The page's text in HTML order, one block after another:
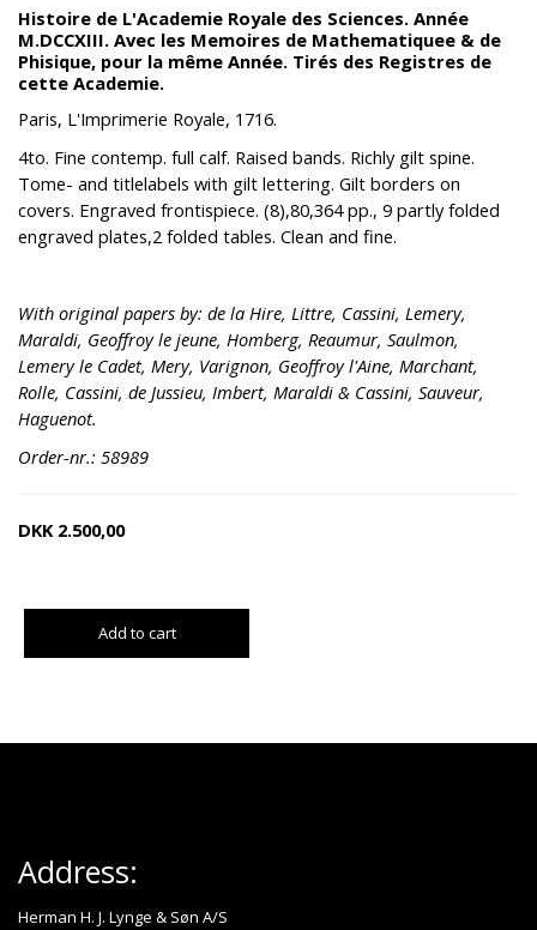
Histoire de L'Academie Royale des Sciences. Année
M.DCCXIII. Avec les Memoires de Mathematiquee & de
Phisique, pour la même Année. Tirés des Registres de
cette Academie.
Paris, L'Imprimerie Royale, 1716.
4to. Fine contemp. full calf. Raised bands. Richly gilt spine.
Tome- and titlelabels with gilt lettering. Gilt borders on
covers. Engraved frontispiece. (8),80,364 pp., 9 partly folded
engraved plates,2 folded tables. Clean and fine.
With original papers by: de la Hire, Littre, Cassini, Lemery,
Maraldi, Geoffroy le jeune, Homberg, Reaumur, Saulmon,
Lemery le Cadet, Mery, Varignon, Geoffroy l'Aine, Marchant,
Rolle, Cassini, de Jussieu, Imbert, Maraldi & Cassini, Sauveur,
Haguenot.
Order-nr.: 58989
DKK 2.500,00
Add to cart
Address:
Herman H. J. Lynge & Søn A/S